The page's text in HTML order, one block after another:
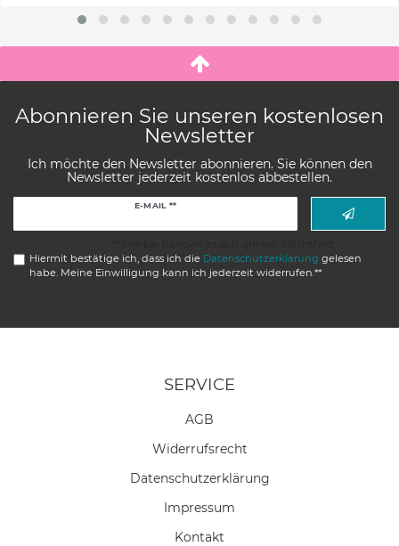
Abonnieren Sie unseren kostenlosen
Newsletter
Ich möchte den Newsletter abonnieren. Sie können den
Newsletter jederzeit kostenlos abbestellen.
E-MAIL **
Hiermit bestätige ich, dass ich die Daten­schutz­erklärung gelesen
habe. Meine Einwilligung kann ich jederzeit widerrufen.**
SERVICE
AGB
Widerrufs­recht
Daten­schutz­erklärung
Impressum
Kontakt